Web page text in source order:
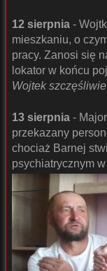
12 sierpnia -
mieszkaniu, o
pracy. Zanosi się
lokator w końcu
Wojtek
13 sierpnia -
przekazany
chociaż Barnej
psychiatrycznym w